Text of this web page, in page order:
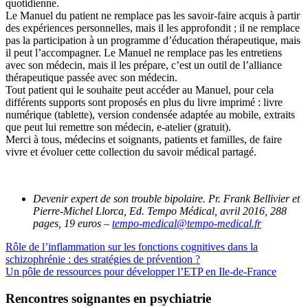
quotidienne.
Le Manuel du patient ne remplace pas les savoir-faire acquis à partir
des expériences personnelles, mais il les approfondit ; il ne remplace
pas la participation à un programme d’éducation thérapeutique, mais
il peut l’accompagner. Le Manuel ne remplace pas les entretiens
avec son médecin, mais il les prépare, c’est un outil de l’alliance
thérapeutique passée avec son médecin.
Tout patient qui le souhaite peut accéder au Manuel, pour cela
différents supports sont proposés en plus du livre imprimé : livre
numérique (tablette), version condensée adaptée au mobile, extraits
que peut lui remettre son médecin, e-atelier (gratuit).
Merci à tous, médecins et soignants, patients et familles, de faire
vivre et évoluer cette collection du savoir médical partagé.
Devenir expert de son trouble bipolaire. Pr. Frank Bellivier et
Pierre-Michel Llorca, Ed. Tempo Médical, avril 2016, 288
pages, 19 euros – tempo-medical@tempo-medical.fr
Rôle de l’inflammation sur les fonctions cognitives dans la
schizophrénie : des stratégies de prévention ?
Un pôle de ressources pour développer l’ETP en Ile-de-France
Rencontres soignantes en psychiatrie